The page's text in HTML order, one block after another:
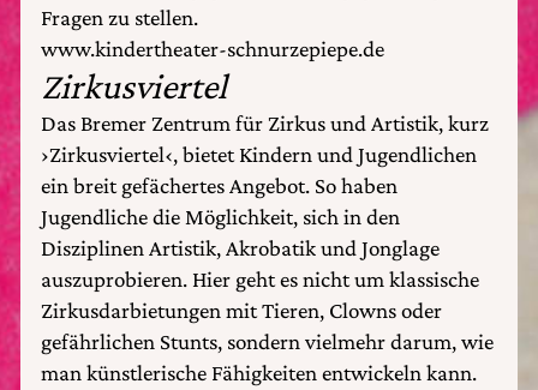
Fragen zu stellen.
www.kindertheater-schnurzepiepe.de
Zirkusviertel
Das Bremer Zentrum für Zirkus und Artistik, kurz
›Zirkusviertel‹, bietet Kindern und Jugendlichen
ein breit gefächertes Angebot. So haben
Jugendliche die Möglichkeit, sich in den
Disziplinen Artistik, Akrobatik und Jonglage
auszuprobieren. Hier geht es nicht um klassische
Zirkusdarbietungen mit Tieren, Clowns oder
gefährlichen Stunts, sondern vielmehr darum, wie
man künstlerische Fähigkeiten entwickeln kann.